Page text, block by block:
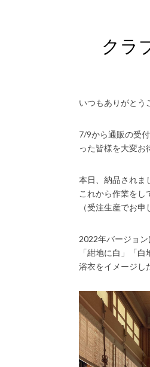
クラ
いつもありがとう
7/9から通販の受
った皆様を大変お
本日、納品されま
これから作業をし
（受注生産でお
2022年バージョ
「紺地に白」「白
浴衣をイメージし